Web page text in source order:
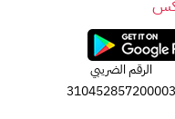
الرقم الضريبي
310452857200003